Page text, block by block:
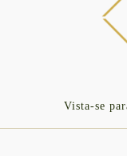
Vista-se